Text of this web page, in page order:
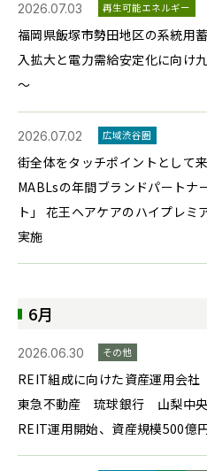
2026.07.03 再生可能エネルギー
福岡県飯塚市勢田地区の系統用
入拡大と電力需給安定化に向け
～
2026.07.02 広域渋谷圏
街全体をタッチポイントとして
MABLsの年間ブランドパートナ
ト」 花王ヘアケアのハイプレミ
実施
6月
2026.06.30 その他
REIT組成に向けた資産運用会社
東急不動産 琉球銀行 山梨中央
REIT運用開始、資産規模500億